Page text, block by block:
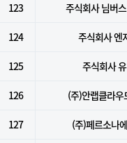
123 주식회사 님버
124 주식회사 엔
125 주식회사
126 (주)안랩클라우
127 (주)페르소나